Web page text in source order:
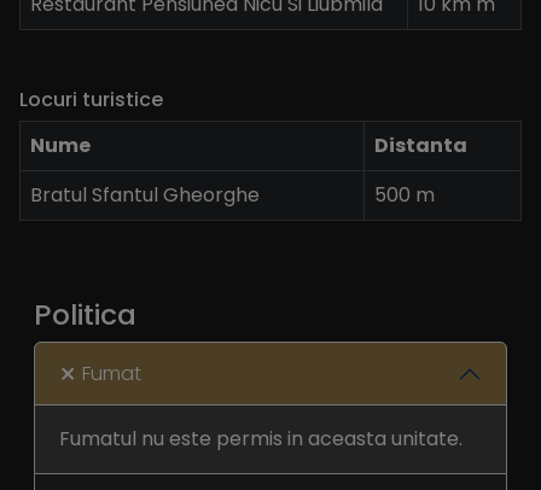
Locuri turistice
Nume
Distanta
Bratul Sfantul Gheorghe
500 m
Politica
Fumat
Fumatul nu este permis in aceasta unitate.